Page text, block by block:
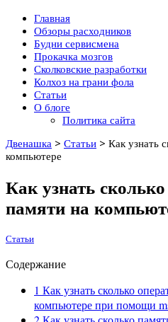
Главная
Обзоры расходников
Будни сервисмена
Прокачка мозгов
Сколковские разработки
Колхоз на грани фола
Статьи
О блоге
Политика сайта
Двенашка > Статьи > Как узнать
компьютере
Как узнать
памяти на
Статьи
Содержание
1 Как узнать сколько
компьютере при помощи